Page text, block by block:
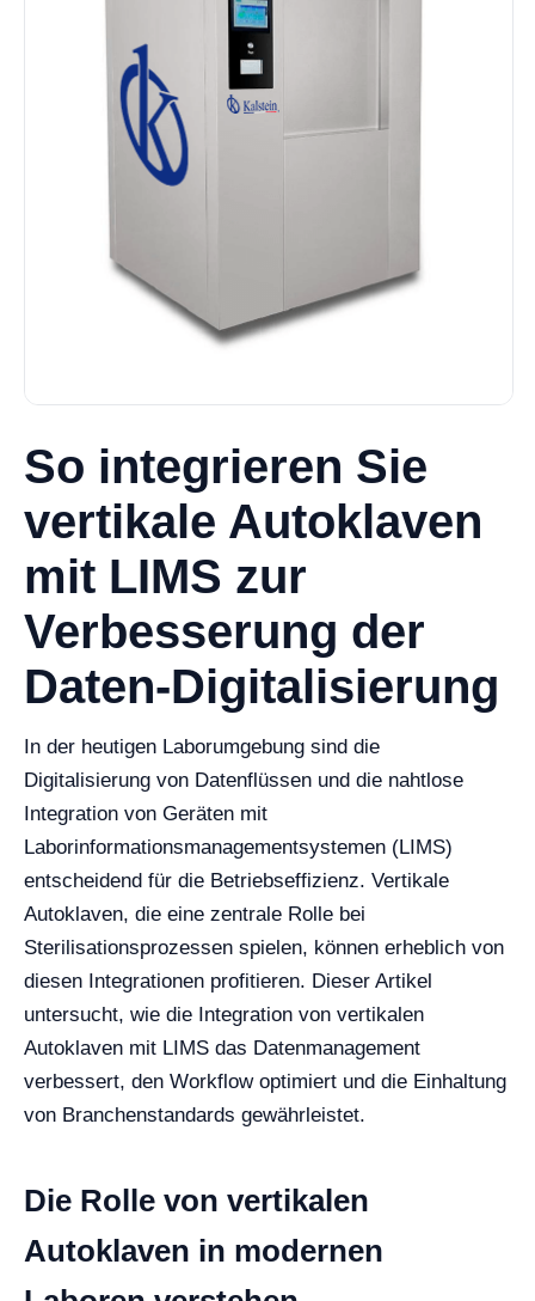
So integrieren Sie
vertikale Autoklaven
mit LIMS zur
Verbesserung der
Daten-Digitalisierung
In der heutigen Laborumgebung sind die
Digitalisierung von Datenflüssen und die nahtlose
Integration von Geräten mit
Laborinformationsmanagementsystemen (LIMS)
entscheidend für die Betriebseffizienz. Vertikale
Autoklaven, die eine zentrale Rolle bei
Sterilisationsprozessen spielen, können erheblich von
diesen Integrationen profitieren. Dieser Artikel
untersucht, wie die Integration von vertikalen
Autoklaven mit LIMS das Datenmanagement
verbessert, den Workflow optimiert und die Einhaltung
von Branchenstandards gewährleistet.
Die Rolle von vertikalen
Autoklaven in modernen